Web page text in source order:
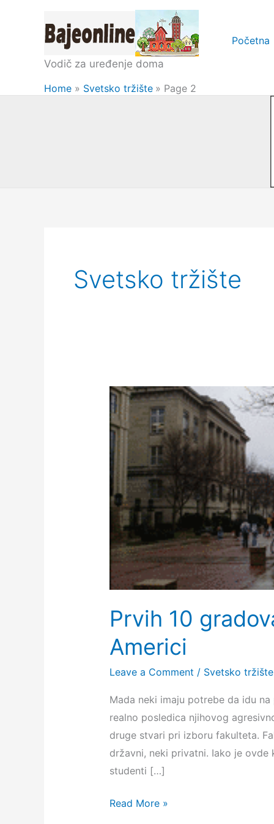
Vodič za uređenje doma
Početna
Home Svetsko tržište Page 2
Svetsko tržište
Prvih 10
Americi
Leave a Comment / Svetsko tržište
Mada neki imaju potrebe da idu
realno posledica njihovog
druge stvari pri izboru fakulteta.
državni, neki privatni. Iako je
studenti […]
Prvih
Read More »